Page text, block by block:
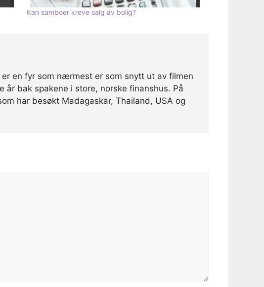
Kan samboer kreve salg av bolig?
en fyr som nærmest er som snytt ut av filmen
år bak spakene i store, norske finanshus. På
har besøkt Madagaskar, Thailand, USA og